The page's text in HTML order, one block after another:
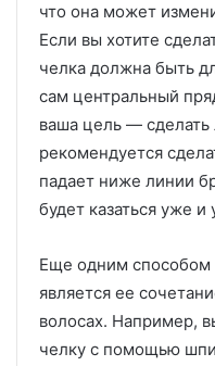
что она может
Если вы хотите
челка должна быть
сам центральный
ваша цель —
рекомендуется
падает ниже линии
будет казаться уже и
Еще одним способом
является ее
волосах. Например,
челку с помощью